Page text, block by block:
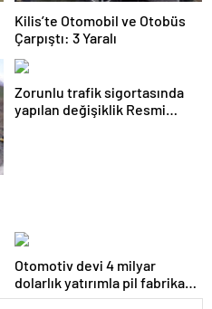
Kilis’te Otomobil ve Otobüs
Çarpıştı: 3 Yaralı
Zorunlu trafik sigortasında
yapılan değişiklik Resmi
Otomotiv devi 4 milyar
dolarlık yatırımla pil fabrikası
kuracak